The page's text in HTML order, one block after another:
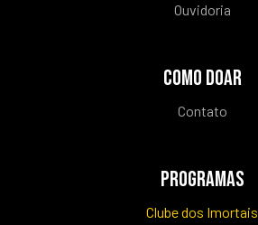
Ouvidoria
COMO DOAR
Contato
PROGRAMAS
Clube dos Imortais